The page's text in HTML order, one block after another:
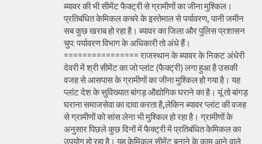
ब्यावर की भी सीमेंट फैक्ट्री से ग्रामीणों का जीना मुश्किल।
प्रतिबंधित केमिकल कचरे के इस्तेमाल से पर्यावरण, पानी जमीन
सब कुछ खराब हो रहा है। ब्यावर का जिला और पुलिस प्रशासन
चुप: पर्यावरण विभाग के अधिकारी तो अंधे हैं।
================ राजस्थान के ब्यावर के निकट अंधेरी
देवरी में श्री सीमेंट का जो प्लांट (फैक्ट्री) लगा हुआ है उसकी
वजह से आसपास के ग्रामीणों का जीना मुश्किल हो गया है। यह
प्लांट देश के सुविख्यात बांगड़ औद्योगिक घराने का है। यूं तो बांगड़
घराना समाजसेवा का दावा करता है,लेकिन ब्यावर प्लांट की वजह
से ग्रामीणों को सांस लेना भी मुश्किल हो रहा है। ग्रामीणों के
अनुसार पिछले कुछ दिनों में फैक्ट्री में प्रतिबंधित केमिकल का
उपयोग हो रहा है। यह केमिकल सीमेंट बनाने के काम आने वाले